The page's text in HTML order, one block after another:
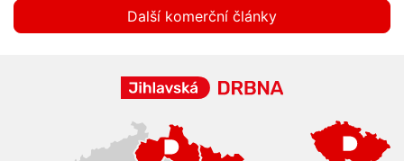
Další komerční články